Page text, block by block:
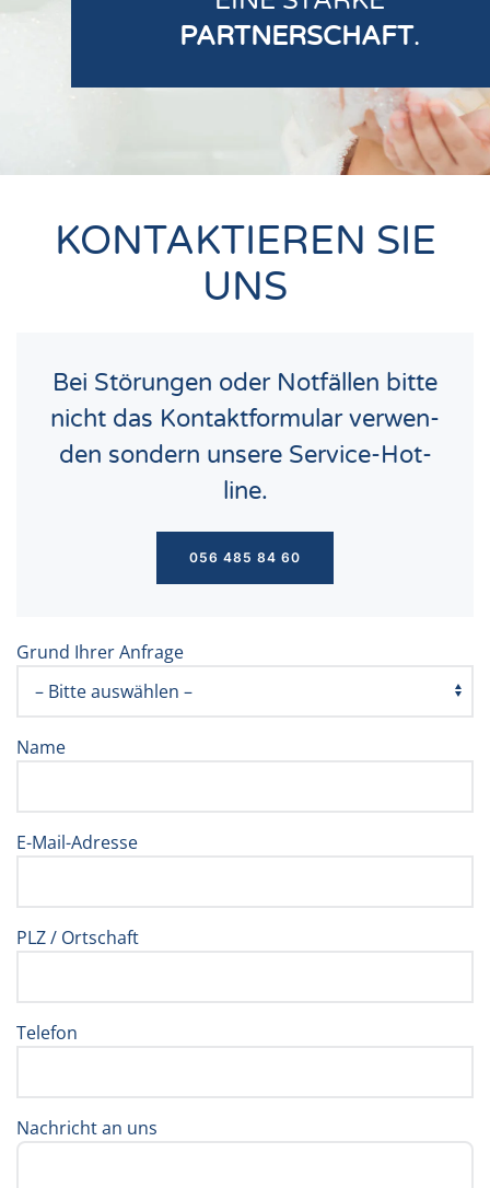
PARTNERSCHAFT.
KONTAKTIEREN SIE
UNS
Bei Stö­run­gen oder Not­fäl­len bit­te
nicht das Kon­takt­for­mu­lar ver­wen­
den son­dern unse­re Ser­vice-Hot­
line.
056 485 84 60
Grund Ihrer Anfrage
Name
E-Mail-Adresse
PLZ / Ortschaft
Telefon
Nachricht an uns